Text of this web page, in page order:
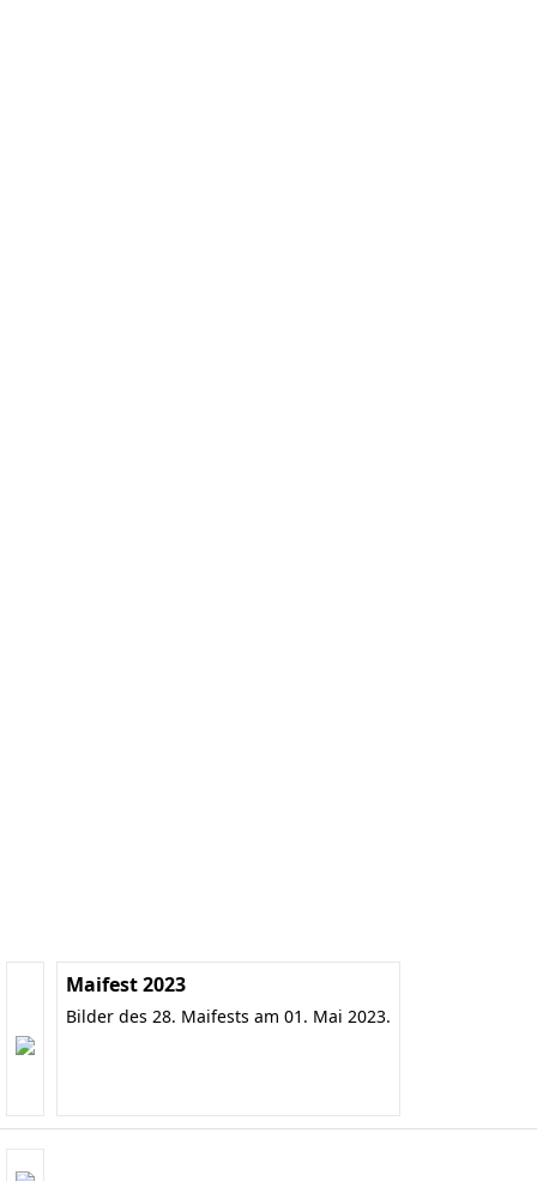
Maifest 2023
Bilder des 28. Maifests am 01. Mai 2023.